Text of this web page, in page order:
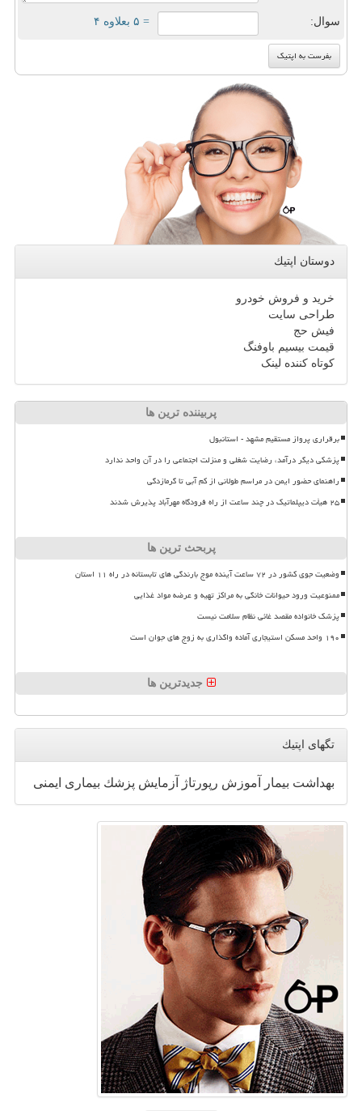
سوال: = ۵ بعلاوه ۴
دوستان اپتیك
خرید و فروش خودرو
طراحی سایت
فیش حج
قیمت بیسیم باوفنگ
کوتاه کننده لینک
پربیننده ترین ها
برقراری پرواز مستقیم مشهد - استانبول
پزشکی دیگر درآمد، رضایت شغلی و منزلت اجتماعی را در آن واحد ندارد
راهنمای حضور ایمن در مراسم طولانی از کم آبی تا گرمازدگی
۲۵ هیأت دیپلماتیک در چند ساعت از راه فرودگاه مهرآباد پذیرش شدند
پربحث ترین ها
وضعیت جوی کشور در ۷۲ ساعت آینده موج بارندگی های تابستانه در راه ۱۱ استان
ممنوعیت ورود حیوانات خانگی به مراکز تهیه و عرضه مواد غذایی
پزشک خانواده مقصد غائی نظام سلامت نیست
۱۹۰ واحد مسکن استیجاری آماده واگذاری به زوج های جوان است
جدیدترین ها
تگهای اپتیك
بهداشت بیمار آموزش رپورتاژ آزمایش پزشك بیماری ایمنی